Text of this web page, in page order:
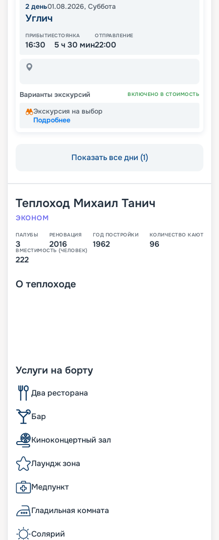
2 день01.08.2026, Суббота
Углич
ПРИБЫТИЕ
16:30
СТОЯНКА
5 ч 30 мин
ОТПРАВЛЕНИЕ
22:00
Варианты экскурсий ВКЛЮЧЕНО В СТОИМОСТЬ
Экскурсия на выбор
Подробнее
Показать все дни (1)
Теплоход Михаил Танич
ЭКОНОМ
ПАЛУБЫ
3
РЕНОВАЦИЯ
2016
ГОД ПОСТРОЙКИ
1962
КОЛИЧЕСТВО КАЮТ
96
ВМЕСТИМОСТЬ (ЧЕЛОВЕК)
222
О теплоходе
Услуги на борту
Два ресторана
Бар
Киноконцертный зал
Лаундж зона
Медпункт
Гладильная комната
Солярий